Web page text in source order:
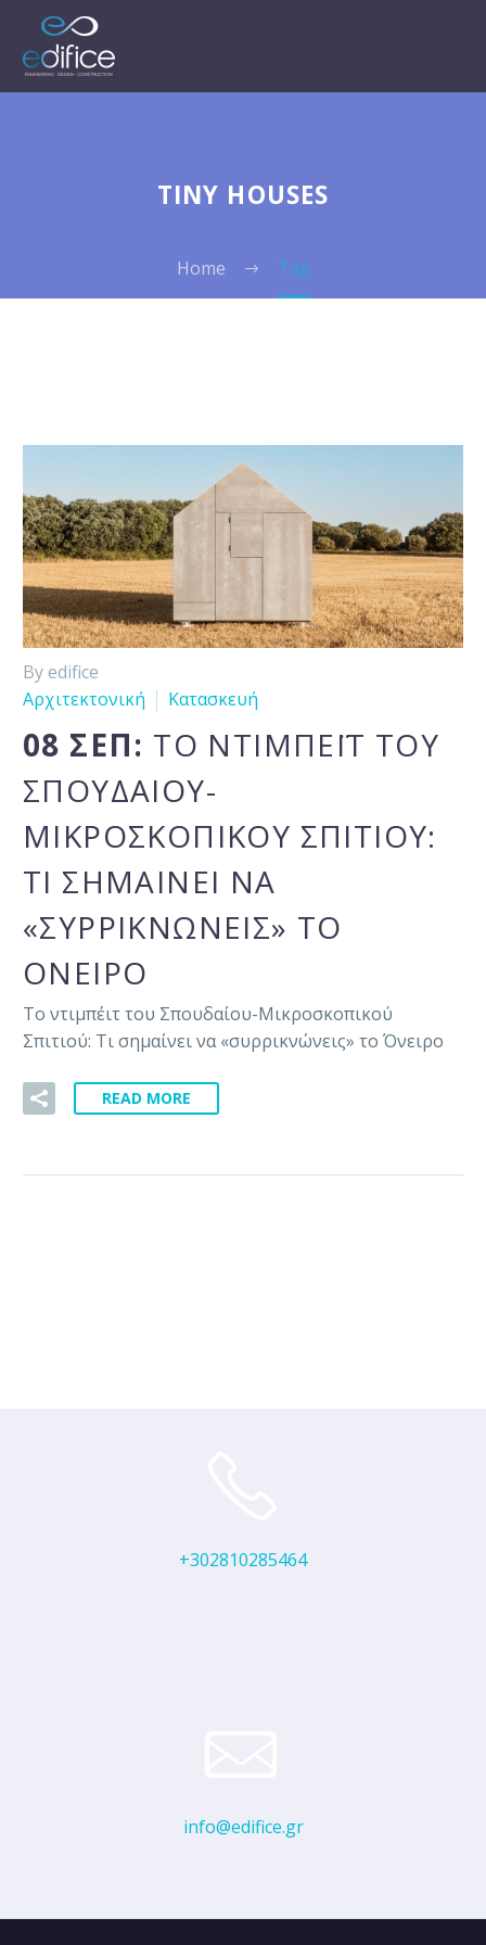
TINY HOUSES
Home Tag
By edifice
Αρχιτεκτονική
Κατασκευή
08 ΣΕΠ: ΤΟ ΝΤΙΜΠΈΙΤ ΤΟΥ
ΣΠΟΥΔΑΊΟΥ-
ΜΙΚΡΟΣΚΟΠΙΚΟΎ ΣΠΙΤΙΟΎ:
ΤΙ ΣΗΜΑΊΝΕΙ ΝΑ
«ΣΥΡΡΙΚΝΏΝΕΙΣ» ΤΟ
ΌΝΕΙΡΟ
Το ντιμπέιτ του Σπουδαίου-Μικροσκοπικού
Σπιτιού: Τι σημαίνει να «συρρικνώνεις» το Όνειρο
READ MORE
+302810285464
info@edifice.gr